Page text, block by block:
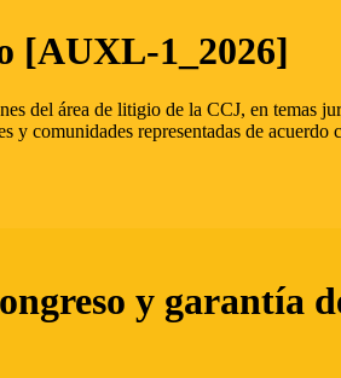
[AUXL-1_2026]
del área de litigio de la CCJ, en temas
comunidades representadas de
y garantía